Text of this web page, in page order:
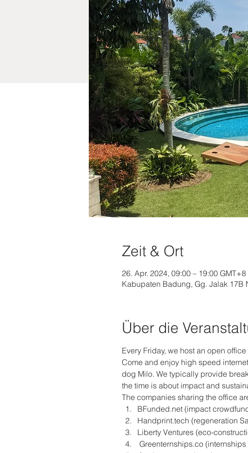
Zeit & Ort
26. Apr. 2024, 09:00 – 19:00 GMT+8
Kabupaten Badung, Gg. Jalak 17B
Über die
Every Friday, we host an open
Come and enjoy high speed
dog Milo. We typically provide
the time is about impact and
The companies sharing the office
BFunded.net (impact
Handprint.tech (regeneration
Liberty Ventures (eco-
Greenternships.co